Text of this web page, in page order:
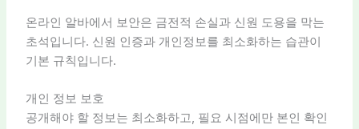
온라인 알바에서 보안은 금전적 손실과 신원 도용을 막는
초석입니다. 신원 인증과 개인정보를 최소화하는 습관이
기본 규칙입니다.
개인 정보 보호
공개해야 할 정보는 최소화하고, 필요 시점에만 본인 확인